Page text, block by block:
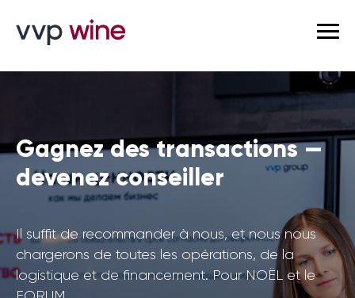
Gagnez des transactions —
devenez conseiller
Il suffit de recommander à nous, et nous nous
chargerons de toutes les opérations, de la
logistique et de financement. Pour NOËL et le